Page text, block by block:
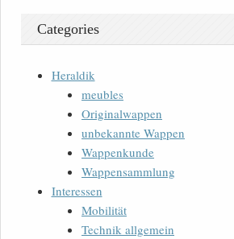
Categories
Heraldik
meubles
Originalwappen
unbekannte Wappen
Wappenkunde
Wappensammlung
Interessen
Mobilität
Technik allgemein